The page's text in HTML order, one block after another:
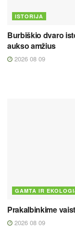
ISTORIJA
Burbiškio dvaro
aukso amžius
2026 08 09
GAMTA IR
Prakalbinkime
2026 08 09